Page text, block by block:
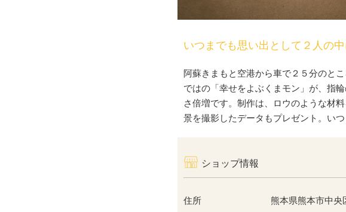
いつまでも思い出として２人の
阿蘇きまもと空港から車で２５分のと
ではの「幸せをよぶくまモン」が、指
さ倍増です。制作は、ロウのような材
景を撮影したデータもプレゼント。い
ショップ情報
住所
熊本県熊本市中